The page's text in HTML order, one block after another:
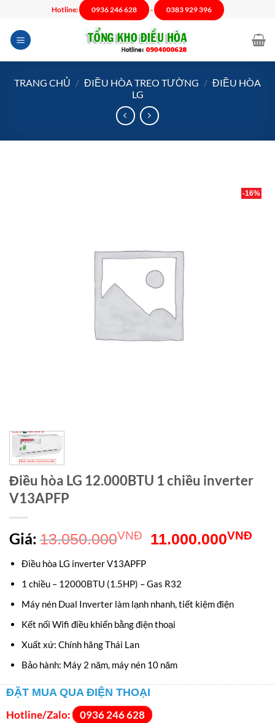
nội
dung
Hotline: 0936 246 628 - 0383 929 396
TRANG CHỦ / ĐIỀU HÒA TREO TƯỜNG / ĐIỀU HÒA
LG
-16%
Điều hòa LG 12.000BTU 1 chiều inverter
V13APFP
Giá: 13.050.000VNĐ
Giá
là:
13.050.000VNĐ.
11.000.000VNĐGiá
Điều hòa LG inverter V13APFP
1 chiều – 12000BTU (1.5HP) – Gas R32
Máy nén Dual Inverter làm lạnh nhanh, tiết kiệm điện
Kết nối Wifi điều khiển bằng điện thoại
Xuất xứ: Chính hãng Thái Lan
Bảo hành: Máy 2 năm, máy nén 10 năm
ĐẶT MUA QUA ĐIỆN THOẠI
Hotline/Zalo: 0936 246 628